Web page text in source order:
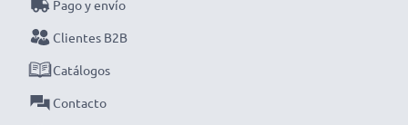
Elige CELLONIC y no te la juegues con la calidad,
¡haz tu pedido!
Pago y envío
Clientes B2B
Catálogos
Contacto